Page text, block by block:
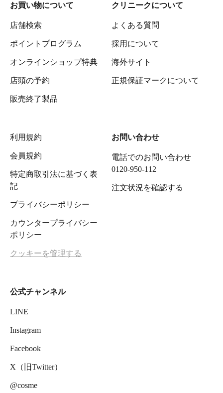
お買い物について
店舗検索
ポイントプログラム
オンラインショップ特典
店頭の予約
販売終了製品
クリニークについて
よくある質問
採用について
海外サイト
正規保証マークについて
利用規約
会員規約
特定商取引法に基づく表
記
プライバシーポリシー
カウンタープライバシー
ポリシー
クッキーを管理する
お問い合わせ
電話でのお問い合わせ
0120-950-112
注文状況を確認する
公式チャンネル
LINE
Instagram
Facebook
X（旧Twitter）
@cosme